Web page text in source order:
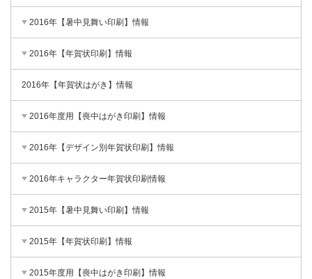
2016年【暑中見舞い印刷】情報
2016年【年賀状印刷】情報
2016年【年賀状はがき】情報
2016年度用【喪中はがき印刷】情報
2016年【デザイン別年賀状印刷】情報
2016年キャラクター年賀状印刷情報
2015年【暑中見舞い印刷】情報
2015年【年賀状印刷】情報
2015年度用【喪中はがき印刷】情報